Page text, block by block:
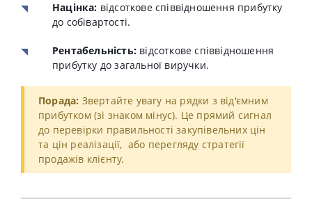
Націнка: відсоткове співвідношення прибутку
до собівартості.
Рентабельність: відсоткове співвідношення
прибутку до загальної виручки.
Порада: Звертайте увагу на рядки з від'ємним
прибутком (зі знаком мінус). Це прямий сигнал
до перевірки правильності закупівельних цін
та цін реалізації, або перегляду стратегії
продажів клієнту.